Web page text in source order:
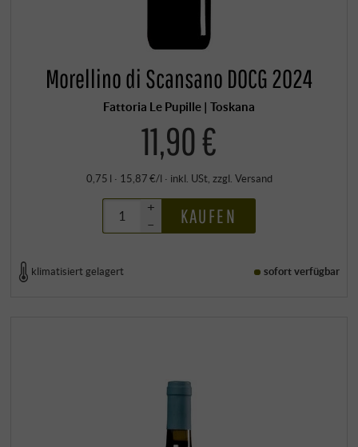
Morellino di Scansano DOCG 2024
Fattoria Le Pupille | Toskana
11,90 €
0,75 l · 15,87 €/l · inkl. USt, zzgl. Versand
+
–
KAUFEN
klimatisiert gelagert sofort verfügbar